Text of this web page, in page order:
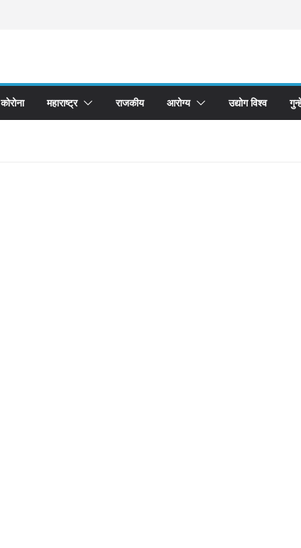
कोरोना महाराष्ट्र राजकीय आरोग्य उद्योग विश्व